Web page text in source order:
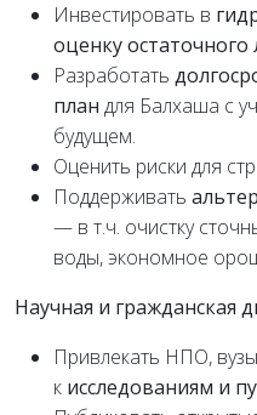
Инвестировать в
оценку остаточного
Разработать
план для Балхаша с
будущем.
Оценить риски для
Поддерживать
— в т.ч. очистку
воды, экономное
Научная и гражданская
Привлекать НПО,
к исследованиям и